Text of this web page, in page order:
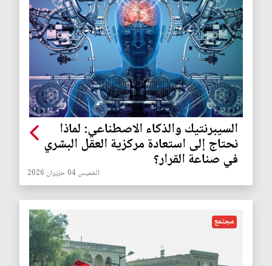
السيبرنتيك والذكاء الاصطناعي: لماذا
نحتاج إلى استعادة مركزية العقل البشري
في صناعة القرار؟
الخميس 04 حزيران 2026
مجتمع